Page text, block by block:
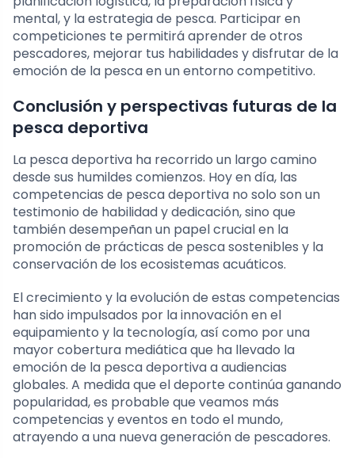
mental, y la estrategia de pesca. Participar en
competiciones te permitirá aprender de otros
pescadores, mejorar tus habilidades y disfrutar de la
emoción de la pesca en un entorno competitivo.
Conclusión y perspectivas futuras de la
pesca deportiva
La pesca deportiva ha recorrido un largo camino
desde sus humildes comienzos. Hoy en día, las
competencias de pesca deportiva no solo son un
testimonio de habilidad y dedicación, sino que
también desempeñan un papel crucial en la
promoción de prácticas de pesca sostenibles y la
conservación de los ecosistemas acuáticos.
El crecimiento y la evolución de estas competencias
han sido impulsados por la innovación en el
equipamiento y la tecnología, así como por una
mayor cobertura mediática que ha llevado la
emoción de la pesca deportiva a audiencias
globales. A medida que el deporte continúa ganando
popularidad, es probable que veamos más
competencias y eventos en todo el mundo,
atrayendo a una nueva generación de pescadores.